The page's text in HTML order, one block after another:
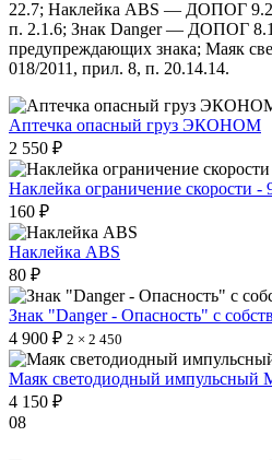
22.7; Наклейка ABS — ДОПОГ
п. 2.1.6; Знак Danger — ДОПОГ
предупреждающих знака; Маяк
018/2011, прил. 8, п. 20.14.14.
Аптечка опасный груз ЭКОНОМ
2 550 ₽
Наклейка ограничение скорости -
160 ₽
Наклейка ABS
80 ₽
Знак "Danger - Опасность" с
4 900 ₽ 2 × 2 450
Маяк светодиодный
4 150 ₽
08